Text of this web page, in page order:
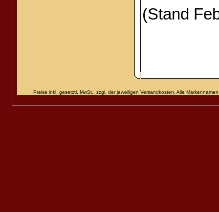
(Stand
Preise inkl. gesetztl. MwSt., zzgl. der jeweiligen Versandkosten. Alle